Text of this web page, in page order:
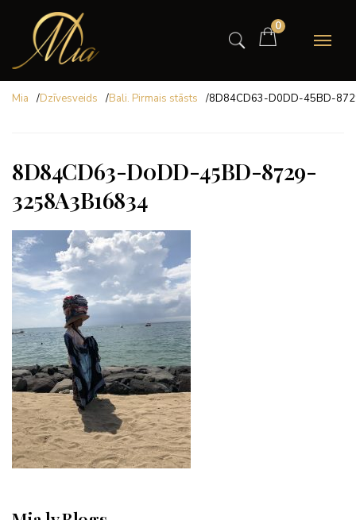
0
Mia /Dzīvesveids /Bali. Pirmais stāsts /8D84CD63-D0DD-45BD-
8D84CD63-D0DD-45BD-8729-
3258A3B16834